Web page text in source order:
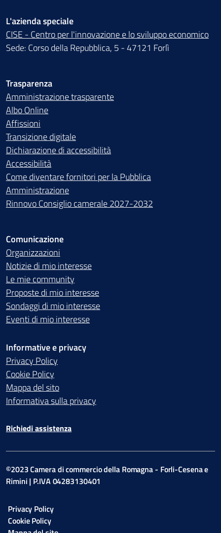
L'azienda speciale
CISE - Centro per l'innovazione e lo sviluppo economico
Sede: Corso della Repubblica, 5 - 47121 Forlì
Trasparenza
Amministrazione trasparente
Albo Online
Affissioni
Transizione digitale
Dichiarazione di accessibilità
Accessibilità
Come diventare fornitori per la Pubblica
Amministrazione
Rinnovo Consiglio camerale 2027-2032
Comunicazione
Organizzazioni
Notizie di mio interesse
Le mie community
Proposte di mio interesse
Sondaggi di mio interesse
Eventi di mio interesse
Informative e privacy
Privacy Policy
Cookie Policy
Mappa del sito
Informativa sulla privacy
Richiedi assistenza
©2023 Camera di commercio della Romagna - Forli-Cesena e
Rimini | P.IVA 04283130401
Privacy Policy
Cookie Policy